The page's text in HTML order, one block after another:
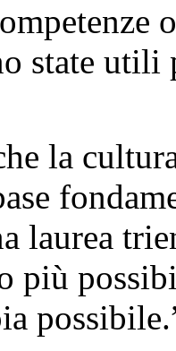
state utili
la
laurea
più